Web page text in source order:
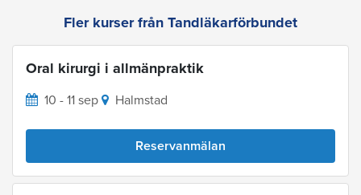
Fler kurser från Tandläkarförbundet
Oral kirurgi i allmänpraktik
10 - 11 sep Halmstad
Reservanmälan